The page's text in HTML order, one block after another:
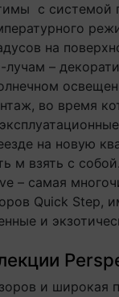
с системой
на
–
во время
на новую
м взять с собой.
– самая
Quick Step,
и
и широкая